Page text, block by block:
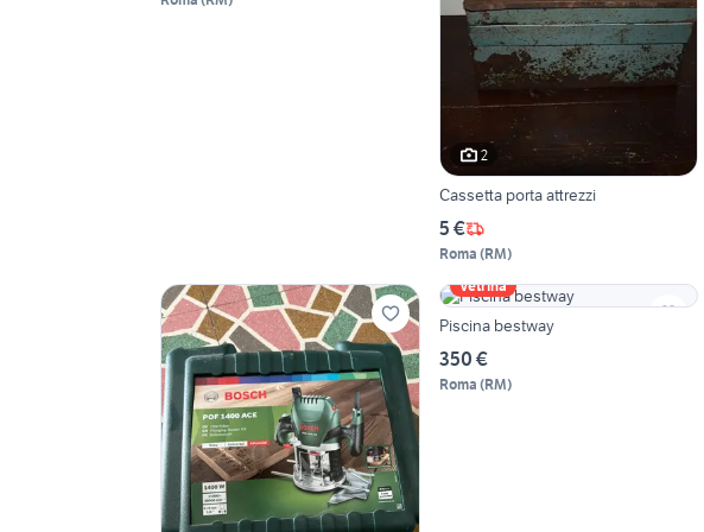
2
Cassetta porta attrezzi
5 €
Roma (RM)
Vetrina
Piscina bestway
350 €
Roma (RM)